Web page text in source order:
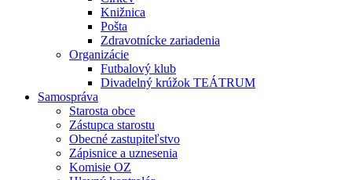
Knižnica
Pošta
Zdravotnícke zariadenia
Organizácie
Futbalový klub
Divadelný krúžok TEÁTRUM
Samospráva
Starosta obce
Zástupca starostu
Obecné zastupiteľstvo
Zápisnice a uznesenia
Komisie OZ